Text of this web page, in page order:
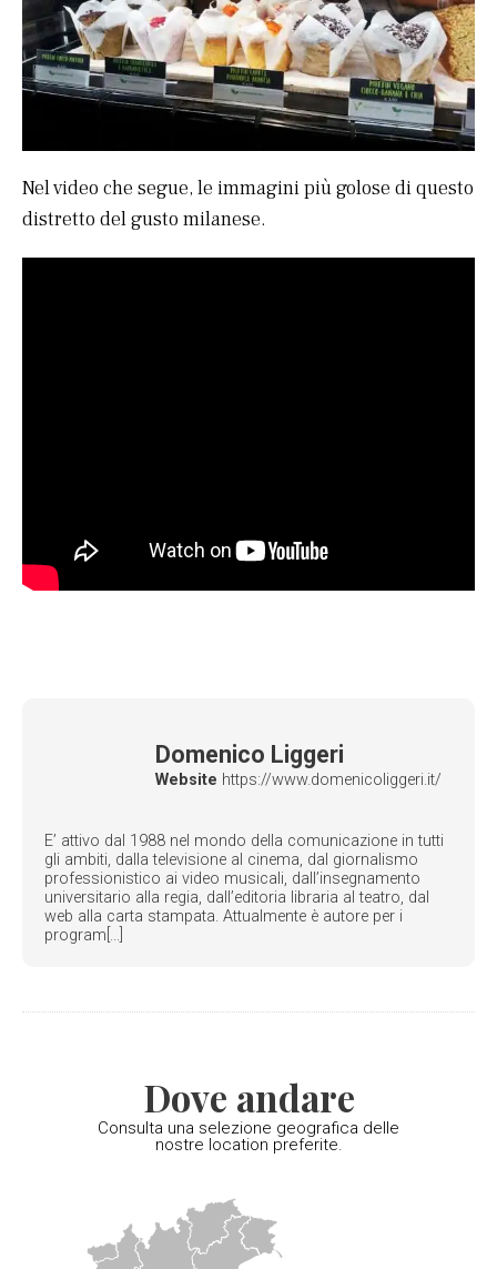
Nel video che segue, le immagini più golose di questo
distretto del gusto milanese.
Domenico Liggeri
Website https://www.domenicoliggeri.it/
E’ attivo dal 1988 nel mondo della comunicazione in tutti
gli ambiti, dalla televisione al cinema, dal giornalismo
professionistico ai video musicali, dall’insegnamento
universitario alla regia, dall’editoria libraria al teatro, dal
web alla carta stampata. Attualmente è autore per i
program[...]
Dove andare
Consulta una selezione geografica delle
nostre location preferite.